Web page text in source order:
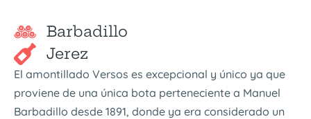
Barbadillo
Jerez
El amontillado Versos es excepcional y único ya que
proviene de una única bota perteneciente a Manuel
Barbadillo desde 1891, donde ya era considerado un